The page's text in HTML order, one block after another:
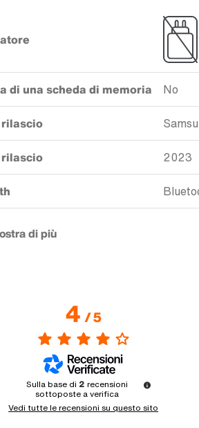
di una scheda di memoria No
2023
4/5
Sulla base di 2 recensioni
sottoposte a verifica
Vedi tutte le recensioni su questo sito